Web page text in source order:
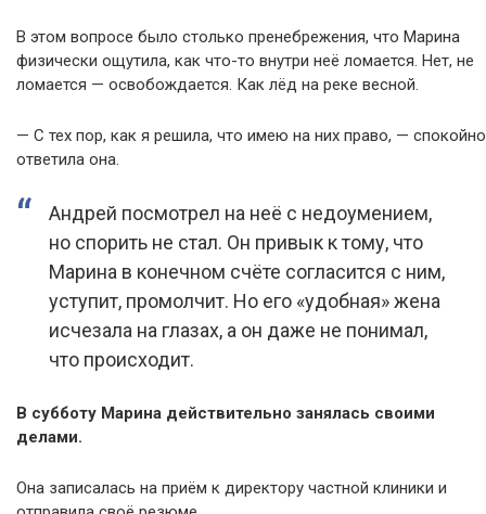
В этом вопросе было столько пренебрежения, что Марина
физически ощутила, как что-то внутри неё ломается. Нет, не
ломается — освобождается. Как лёд на реке весной.
— С тех пор, как я решила, что имею на них право, — спокойно
ответила она.
Андрей посмотрел на неё с недоумением,
но спорить не стал. Он привык к тому, что
Марина в конечном счёте согласится с ним,
уступит, промолчит. Но его «удобная» жена
исчезала на глазах, а он даже не понимал,
что происходит.
В субботу Марина действительно занялась своими
делами.
Она записалась на приём к директору частной клиники и